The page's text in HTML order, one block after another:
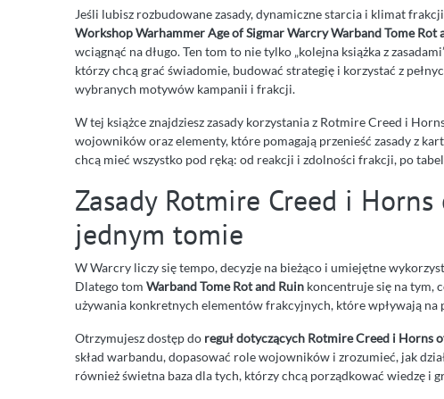
Jeśli lubisz rozbudowane zasady, dynamiczne starcia i klimat
Workshop Warhammer Age of Sigmar Warcry Warband Tome Rot
wciągnąć na długo. Ten tom to nie tylko „kolejna książka z
którzy chcą grać świadomie, budować strategię i korzystać z
wybranych motywów kampanii i frakcji.
W tej książce znajdziesz zasady korzystania z Rotmire Creed i
wojowników oraz elementy, które pomagają przenieść zasady z
chcą mieć wszystko pod ręką: od reakcji i zdolności frakcji, po
Zasady Rotmire Creed i
jednym tomie
W Warcry liczy się tempo, decyzje na bieżąco i umiejętne
Dlatego tom Warband Tome Rot and Ruin koncentruje się na tym,
używania konkretnych elementów frakcyjnych, które wpływają na
Otrzymujesz dostęp do reguł dotyczących Rotmire Creed i Horns
skład warbandu, dopasować role wojowników i zrozumieć, jak
również świetna baza dla tych, którzy chcą porządkować wiedzę i